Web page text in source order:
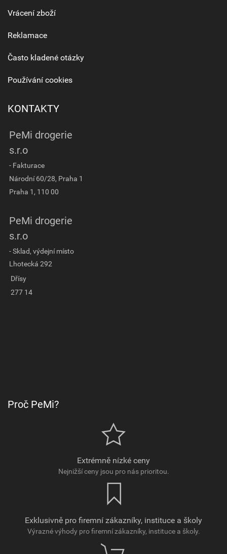
Vrácení zboží
Reklamace
Často kladené otázky
Používání cookies
KONTAKTY
PeMi drogerie
s.r.o
- Fakturace
Národní 60/28, Praha 1
Praha 1, 110 00
PeMi drogerie
s.r.o
- Sklad, výdejní místo
Lhotecká 292
Dřísy
277 14
Proč PeMi?
Extrémně nízké ceny
Nejnižší ceny jsou pro nás prioritou.
Exklusivně pro firemní zákazníky, instituce a školy
Výrazné výhody pro firemní zákazníky, instituce a školy.